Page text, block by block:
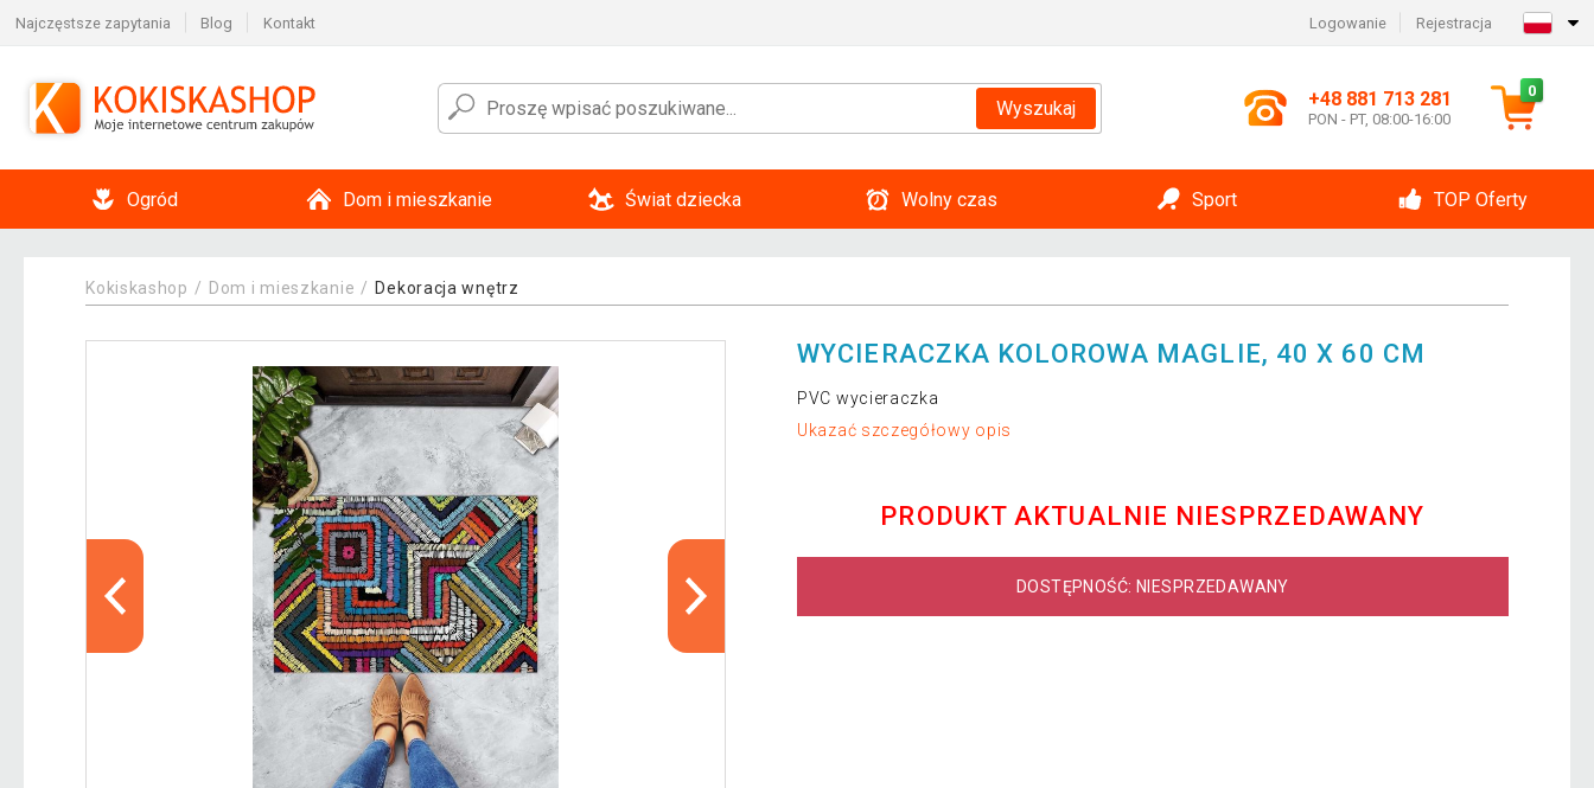
Najczęstsze zapytania Blog Kontakt Logowanie Rejestracja
Wyszukaj +48 881 713 281
PON - PT, 08:00-16:00
0
Ogród Dom i mieszkanie Świat dziecka Wolny czas Sport TOP Oferty
Kokiskashop Dom i mieszkanie Dekoracja wnętrz
WYCIERACZKA KOLOROWA MAGLIE, 40 X 60 CM
PVC wycieraczka
Ukazać szczegółowy opis
PRODUKT AKTUALNIE NIESPRZEDAWANY
DOSTĘPNOŚĆ: NIESPRZEDAWANY